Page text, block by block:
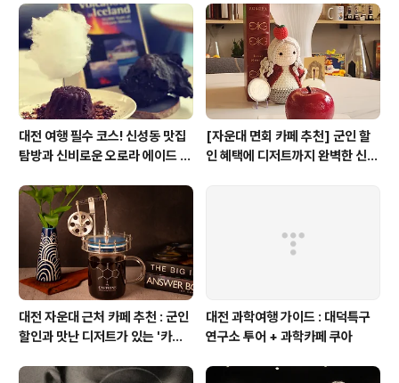
대전 여행 필수 코스! 신성동 맛집
탐방과 신비로운 오로라 에이드 체
[자운대 면회 카페 추천] 군인 할
인 혜택에 디저트까지 완벽한 신성
대전 자운대 근처 카페 추천 : 군인
할인과 맛난 디저트가 있는 '카페
대전 과학여행 가이드 : 대덕특구
연구소 투어 + 과학카페 쿠아